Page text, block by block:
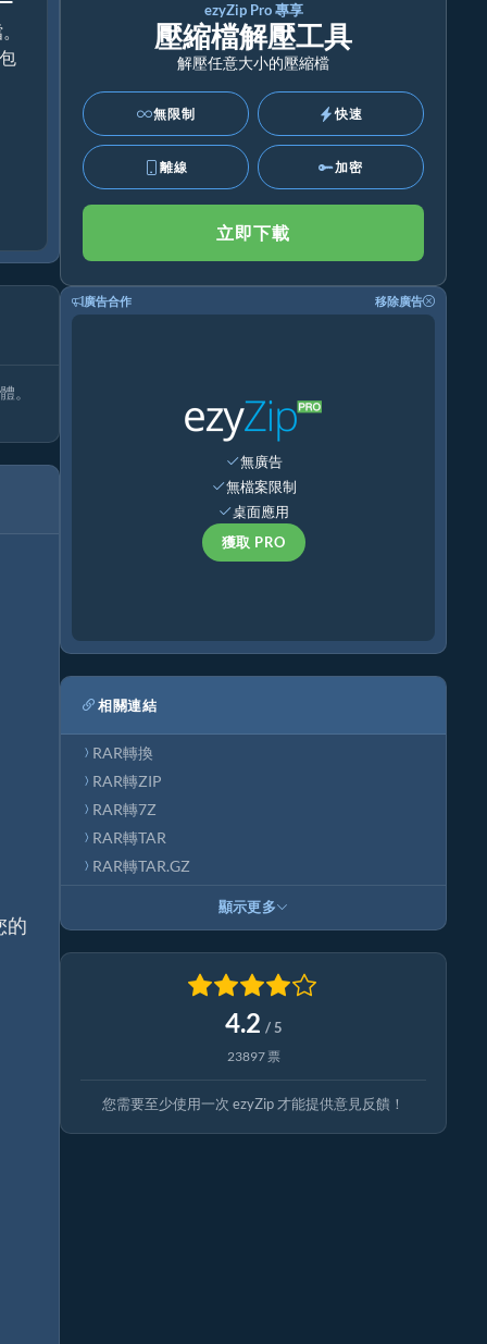
。
的
ezyZip Pro 專享
壓縮檔解壓工具
解壓任意大小的壓縮檔
無限制 快速
離線 加密
立即下載
廣告合作 移除廣告
無廣告
無檔案限制
桌面應用
獲取 PRO
相關連結
RAR轉換
RAR轉ZIP
RAR轉7Z
RAR轉TAR
RAR轉TAR.GZ
顯示更多
4.2 / 5
23897 票
您需要至少使用一次 ezyZip 才能提供意見反饋！